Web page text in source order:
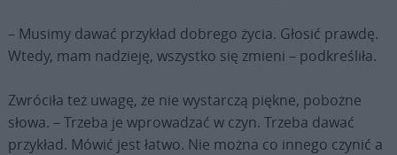
– Musimy dawać przykład dobrego życia. Głosić prawdę.
Wtedy, mam nadzieję, wszystko się zmieni – podkreśliła.
Zwróciła też uwagę, że nie wystarczą piękne, pobożne
słowa. – Trzeba je wprowadzać w czyn. Trzeba dawać
przykład. Mówić jest łatwo. Nie można co innego czynić a